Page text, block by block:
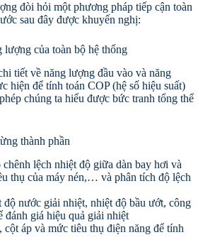
đòi hỏi một phương pháp tiếp cận toàn
sau đây được khuyến nghị:
lượng của toàn bộ hệ thống
tiết về năng lượng đầu vào và năng
hiện để tính toán COP (hệ số hiệu suất)
chúng ta hiểu được bức tranh tổng thể
thành phần
lệch nhiệt độ giữa dàn bay hơi và
thụ của máy nén,… và phân tích độ lệch
nước giải nhiệt, nhiệt độ bầu ướt, công
giá hiệu quả giải nhiệt
áp và mức tiêu thụ điện năng để tính